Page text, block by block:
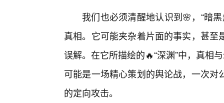
我们也必须清醒地认识到🌸，“暗
真相。它可能夹杂着片面的事实，甚
误解。在它所描绘的🔥“深渊”中，真相
可能是一场精心策划的舆论战，一次
的定向攻击。